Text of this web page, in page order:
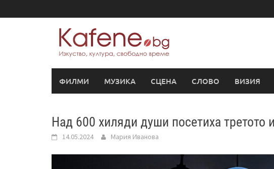
to
ФИЛМИ МУЗИКА СЦЕНА СЛОВО ВИЗИЯ
Над 600 хиляди души посетиха третото
14.05.2024 Мария Иванова